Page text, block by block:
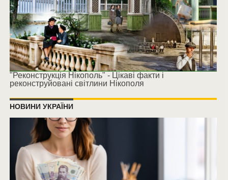
"Реконструкція Нікополь" - Цікаві факти і
реконструйовані світлини Нікополя
НОВИНИ УКРАЇНИ